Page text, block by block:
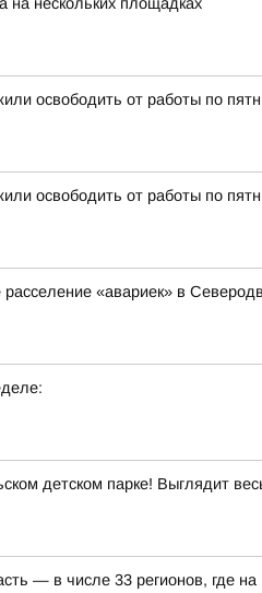
освободить от работы по
освободить от работы по
«авариек» в
детском парке! Выглядит
— в числе 33 регионов, где